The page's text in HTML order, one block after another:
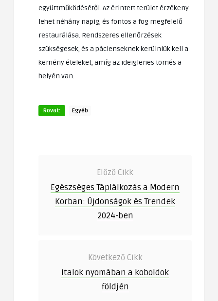
együttműködésétől. Az érintett terület érzékeny
lehet néhány napig, és fontos a fog megfelelő
restaurálása. Rendszeres ellenőrzések
szükségesek, és a pácienseknek kerülniük kell a
kemény ételeket, amíg az ideiglenes tömés a
helyén van.
Rovat: Egyéb
Előző Cikk
Egészséges Táplálkozás a Modern
Korban: Újdonságok és Trendek
2024-ben
Következő Cikk
Italok nyomában a koboldok
földjén